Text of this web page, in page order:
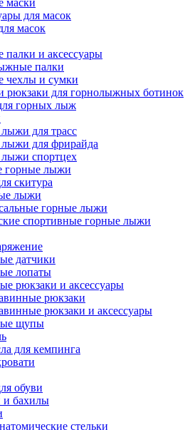
маски
для масок
масок
и аксессуары
палки
чехлы и сумки
рюкзаки для горнолыжных ботинок
горных лыж
для трасс
для фрирайда
спортцех
горные лыжи
скитура
лыжи
горные лыжи
спортивные горные лыжи
датчики
лопаты
рюкзаки и аксессуары
рюкзаки
рюкзаки и аксессуары
щупы
для кемпинга
обуви
бахилы
стельки